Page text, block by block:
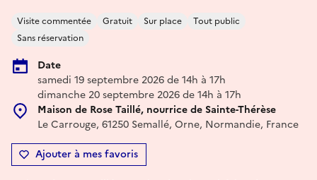
Visite commentée Gratuit Sur place
Tout public
Sans réservation
Date
samedi 19 septembre 2026 de 14h à 17h
dimanche 20 septembre 2026 de 14h à 17h
Maison de Rose Taillé, nourrice de Sainte-Thérèse
Le Carrouge, 61250 Semallé, Orne, Normandie, France
Ajouter à mes favoris